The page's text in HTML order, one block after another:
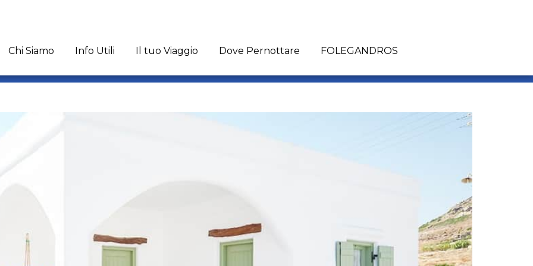
Chi Siamo Info Utili Il tuo Viaggio Dove Pernottare FOLEGANDROS